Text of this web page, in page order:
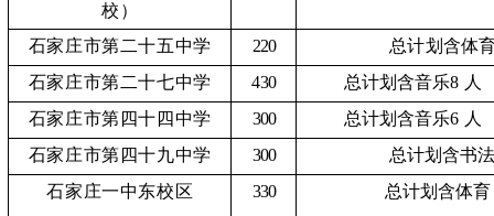
校）
石家庄市第二十五中学 220
总计划含体
石家庄市第二十七中学
430 总计划含音乐8 人
石家庄市第四十四中学
300 总计划含音乐6 人
石家庄市第四十九中学
300
总计划含书
石家庄一中东校区
330 总计划含体育